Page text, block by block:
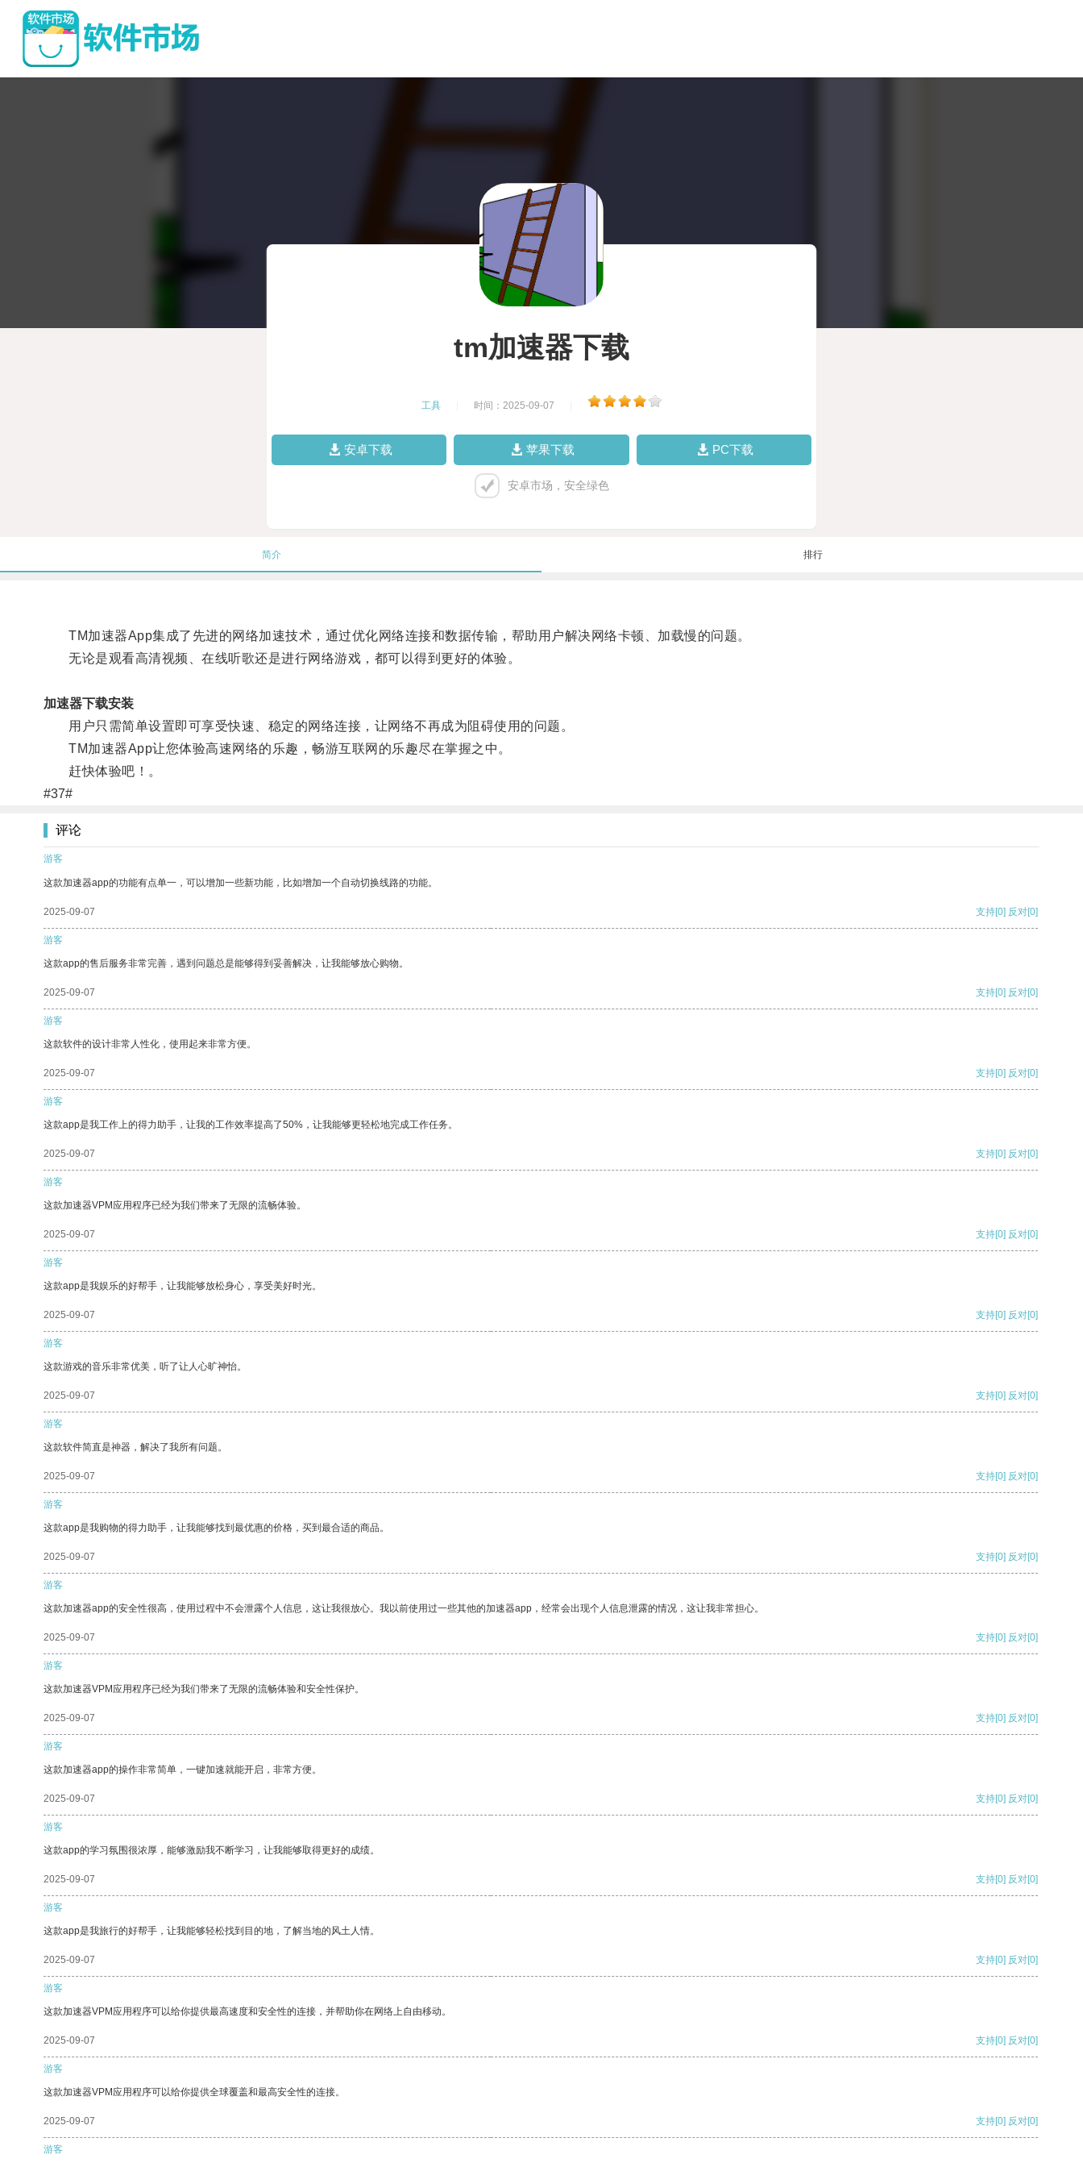
tm加速器下载
工具 时间：2025-09-07
安卓下载 苹果下载 PC下载
安卓市场，安全绿色
简介 排行
TM加速器App集成了先进的网络加速技术，通过优化网络连接和数据传输，帮助用户解决网络卡顿、加载慢的问题。
无论是观看高清视频、在线听歌还是进行网络游戏，都可以得到更好的体验。
加速器下载安装
用户只需简单设置即可享受快速、稳定的网络连接，让网络不再成为阻碍使用的问题。
TM加速器App让您体验高速网络的乐趣，畅游互联网的乐趣尽在掌握之中。
赶快体验吧！。
#37#
评论
游客
这款加速器app的功能有点单一，可以增加一些新功能，比如增加一个自动切换线路的功能。
2025-09-07 支持[0] 反对[0]
游客
这款app的售后服务非常完善，遇到问题总是能够得到妥善解决，让我能够放心购物。
2025-09-07 支持[0] 反对[0]
游客
这款软件的设计非常人性化，使用起来非常方便。
2025-09-07 支持[0] 反对[0]
游客
这款app是我工作上的得力助手，让我的工作效率提高了50%，让我能够更轻松地完成工作任务。
2025-09-07 支持[0] 反对[0]
游客
这款加速器VPM应用程序已经为我们带来了无限的流畅体验。
2025-09-07 支持[0] 反对[0]
游客
这款app是我娱乐的好帮手，让我能够放松身心，享受美好时光。
2025-09-07 支持[0] 反对[0]
游客
这款游戏的音乐非常优美，听了让人心旷神怡。
2025-09-07 支持[0] 反对[0]
游客
这款软件简直是神器，解决了我所有问题。
2025-09-07 支持[0] 反对[0]
游客
这款app是我购物的得力助手，让我能够找到最优惠的价格，买到最合适的商品。
2025-09-07 支持[0] 反对[0]
游客
这款加速器app的安全性很高，使用过程中不会泄露个人信息，这让我很放心。我以前使用过一些其他的加速器app，经常会出现个人信息泄露的情况，这让我非常担心。
2025-09-07 支持[0] 反对[0]
游客
这款加速器VPM应用程序已经为我们带来了无限的流畅体验和安全性保护。
2025-09-07 支持[0] 反对[0]
游客
这款加速器app的操作非常简单，一键加速就能开启，非常方便。
2025-09-07 支持[0] 反对[0]
游客
这款app的学习氛围很浓厚，能够激励我不断学习，让我能够取得更好的成绩。
2025-09-07 支持[0] 反对[0]
游客
这款app是我旅行的好帮手，让我能够轻松找到目的地，了解当地的风土人情。
2025-09-07 支持[0] 反对[0]
游客
这款加速器VPM应用程序可以给你提供最高速度和安全性的连接，并帮助你在网络上自由移动。
2025-09-07 支持[0] 反对[0]
游客
这款加速器VPM应用程序可以给你提供全球覆盖和最高安全性的连接。
2025-09-07 支持[0] 反对[0]
游客